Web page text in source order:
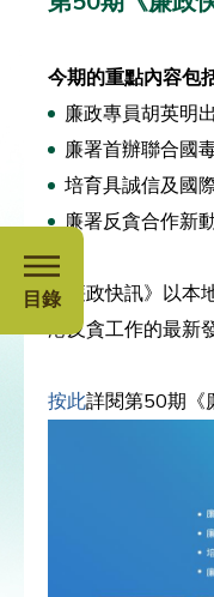
目錄
今期的重點內容包
廉政專員胡英明
廉署首辦聯合國
培育具誠信及國
廉署反貪合作新
《廉政快訊》以本
港反貪工作的最新
按此詳閱第50期《